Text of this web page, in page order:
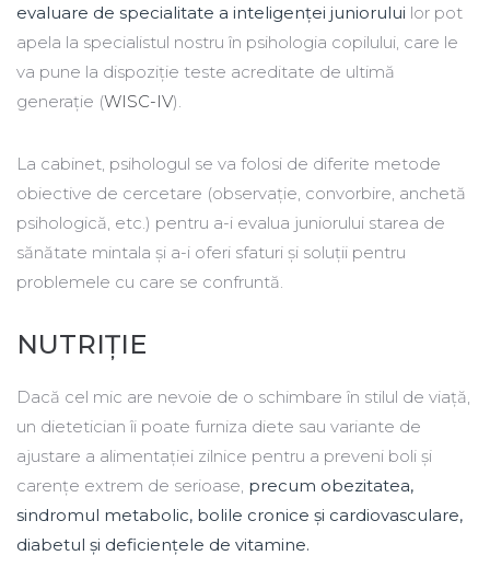
evaluare de specialitate a inteligenței juniorului lor pot
apela la specialistul nostru în psihologia copilului, care le
va pune la dispoziție teste acreditate de ultimă
generație (WISC-IV).
La cabinet, psihologul se va folosi de diferite metode
obiective de cercetare (observație, convorbire, anchetă
psihologică, etc.) pentru a-i evalua juniorului starea de
sănătate mintala și a-i oferi sfaturi și soluții pentru
problemele cu care se confruntă.
NUTRIȚIE
Dacă cel mic are nevoie de o schimbare în stilul de viață,
un dietetician îi poate furniza diete sau variante de
ajustare a alimentației zilnice pentru a preveni boli și
carențe extrem de serioase, precum obezitatea,
sindromul metabolic, bolile cronice și cardiovasculare,
diabetul și deficiențele de vitamine.